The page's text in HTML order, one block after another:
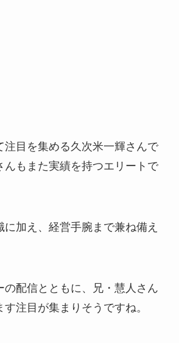
注目を集める久次米一輝さんで
んもまた実績を持つエリートで
に加え、経営手腕まで兼ね備え
の配信とともに、兄・慧人さん
注目が集まりそうですね。